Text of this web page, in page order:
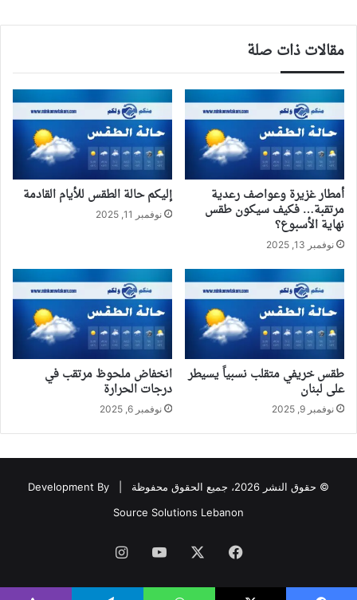
مقالات ذات صلة
أمطار غزيرة وعواصف رعدية
مرتقبة… فكيف سيكون طقس
نهاية الأسبوع؟
نوفمبر 13, 2025
إليكم حالة الطقس للأيام القادمة
نوفمبر 11, 2025
طقس خريفي متقلب نسبياً يسيطر
على لبنان
نوفمبر 9, 2025
انخفاض ملحوظ مرتقب في
درجات الحرارة
نوفمبر 6, 2025
© حقوق النشر 2026، جميع الحقوق محفوظة |
Development By
Source Solutions Lebanon
فيسبوك ‫YouTubeانستقرام